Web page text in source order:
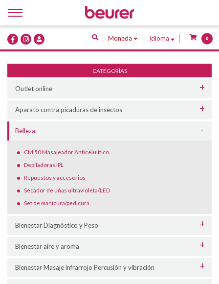
Moneda Idioma 0
Inicio
Quiénes Somos
Servicios
CATEGORÍAS
Outlet online
Aparato contra picaduras de insectos
Belleza
CM 50 Masajeador Anticelulítico
Depiladoras IPL
Repuestos y accesorios
Secador de uñas ultravioleta/LED
Set de manicura/pedicura
Bienestar Diagnóstico y Peso
Bienestar aire y aroma
Bienestar Masaje infrarrojo Percusión y vibración